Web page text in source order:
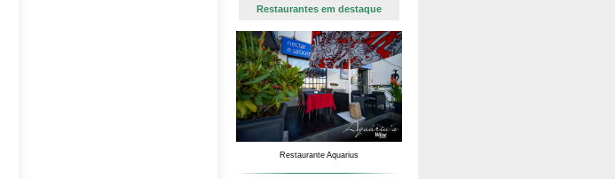
Restaurantes em destaque
Restaurante Aquarius